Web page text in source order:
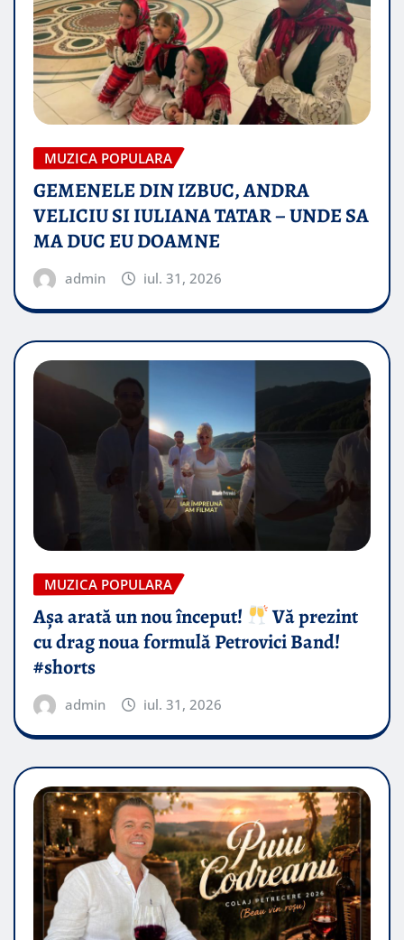
MUZICA POPULARA
GEMENELE DIN IZBUC, ANDRA
VELICIU SI IULIANA TATAR – UNDE SA
MA DUC EU DOAMNE
admin iul. 31, 2026
MUZICA POPULARA
Așa arată un nou început!
Vă prezint
cu drag noua formulă Petrovici Band!
#shorts
admin iul. 31, 2026